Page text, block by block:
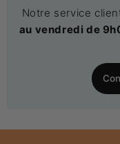
Notre service
au vendredi de